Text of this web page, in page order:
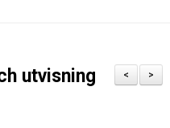
>
<
utvisning